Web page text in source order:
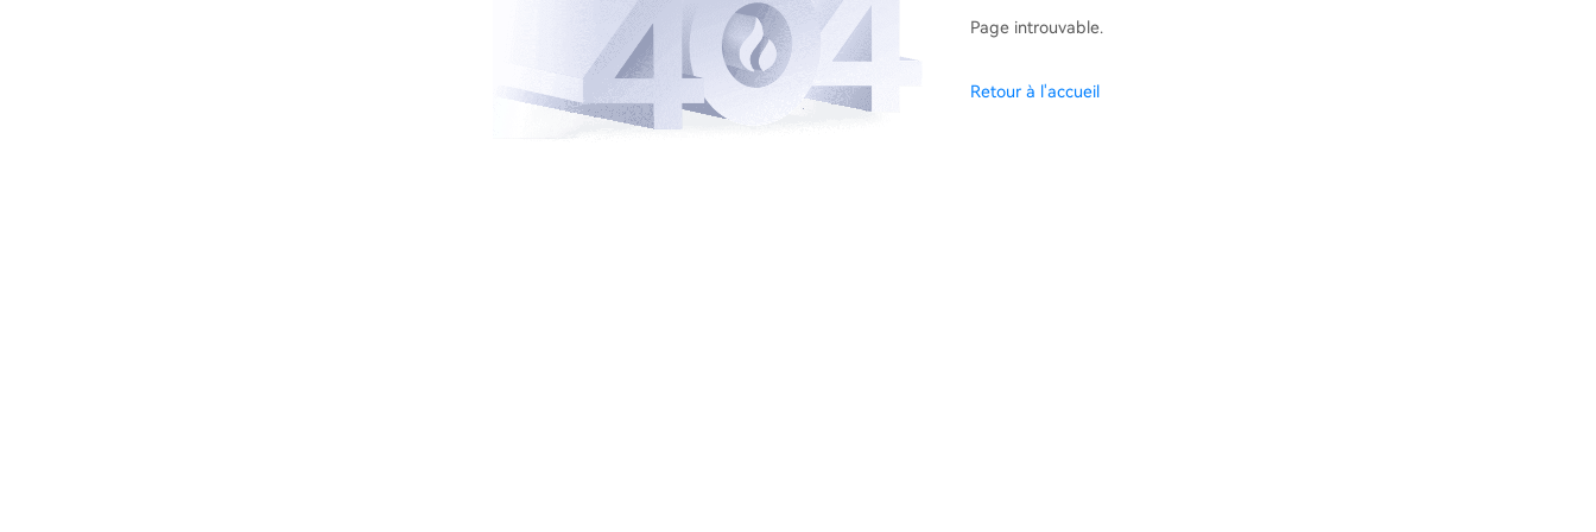
Page introuvable.
Retour à l'accueil